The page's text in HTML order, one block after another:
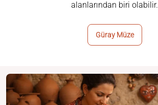
alanlarından biri olabilir.
Güray Müze